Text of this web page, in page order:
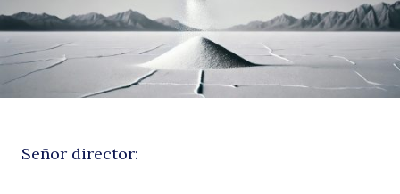
Señor director: